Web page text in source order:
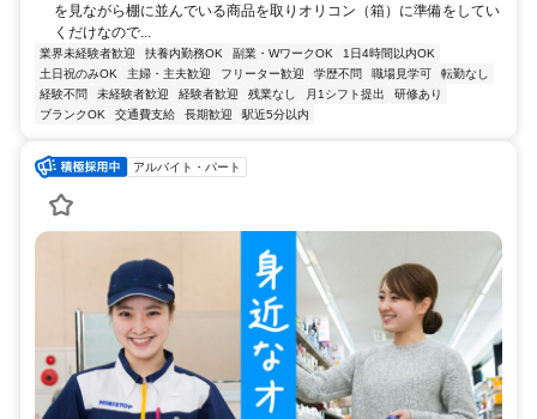
を見ながら棚に並んでいる商品を取りオリコン（箱）に準備をしてい
くだけなので...
業界未経験者歓迎 扶養内勤務OK 副業・WワークOK
1日4時間以内OK
土日祝のみOK
主婦・主夫歓迎 フリーター歓迎 学歴不問 職場見学可
転勤なし
経験不問
未経験者歓迎 経験者歓迎 残業なし 月1シフト提出
研修あり
ブランクOK
交通費支給 長期歓迎 駅近5分以内
アルバイト・パート